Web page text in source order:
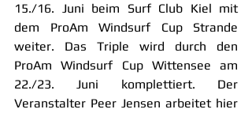
15./16. Juni beim Surf Club Kiel mit
dem ProAm Windsurf Cup Strande
weiter. Das Triple wird durch den
ProAm Windsurf Cup Wittensee am
22./23. Juni komplettiert. Der
Veranstalter Peer Jensen arbeitet hier